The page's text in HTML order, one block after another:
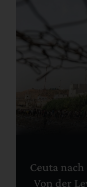
Ceuta
Von der